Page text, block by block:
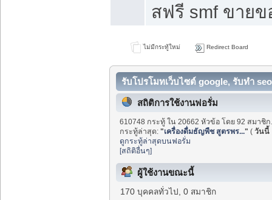
สฟรี smf ขาย
ไม่มีกระทู้ใหม่ Redirect Board
รับโปรโมทเว็บไซต์ google, รับทำ
สถิติการใช้งานฟอรั่ม
610748 กระทู้ ใน 20662 หัวข้อ โดย 92 สมาชิ
กระทู้ล่าสุด:"เครื่องดื่มธัญพืช สูตรพร..." (วันนี้
ดูกระทู้ล่าสุดบนฟอรั่ม
[สถิติอื่นๆ]
ผู้ใช้งานขณะนี้
170 บุคคลทั่วไป, 0 สมาชิก